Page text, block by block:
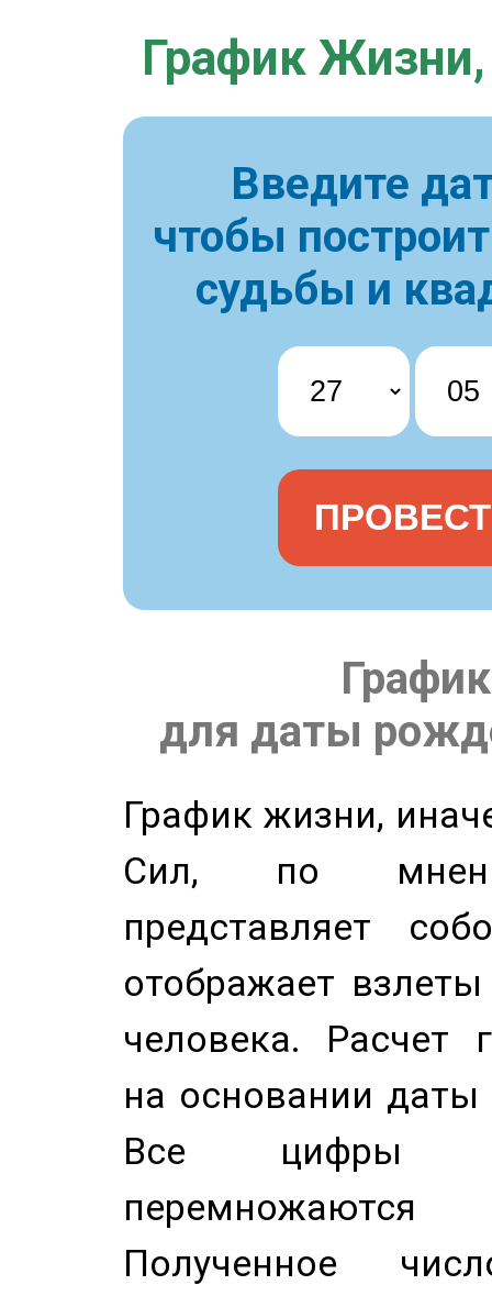
График Жизни,
Введите
чтобы
судьбы и
для даты
График жизни,
Сил, по
представляет
отображает
человека. Расчет
на основании
Все цифры
Полученное